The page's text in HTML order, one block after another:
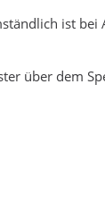
ist
über dem